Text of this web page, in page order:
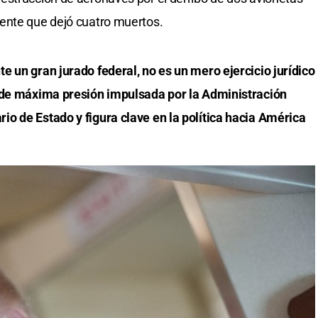
que dejó cuatro muertos.
un gran jurado federal, no es un mero ejercicio jurídico
máxima presión impulsada por la Administración
de Estado y figura clave en la política hacia América